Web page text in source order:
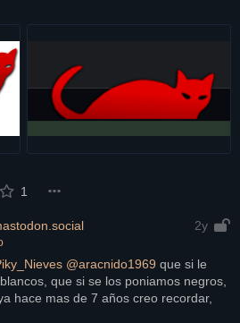
1
2y
@aracnido1969 que si le
que si se los poniamos negros,
hace mas de 7 años creo recordar,